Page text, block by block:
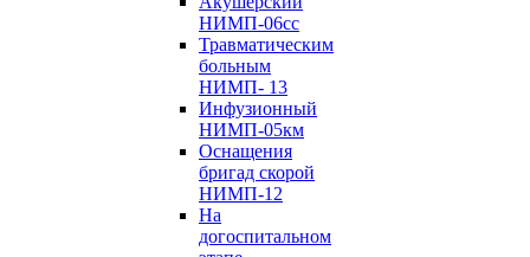
НИМП-06сс
Травматическим
больным
НИМП- 13
Инфузионный
НИМП-05км
Оснащения
бригад скорой
НИМП-12
На
догоспитальном